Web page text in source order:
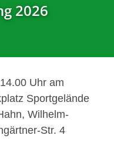
2026
14.00 Uhr am
Sportgelände
Wilhelm-
Str. 4